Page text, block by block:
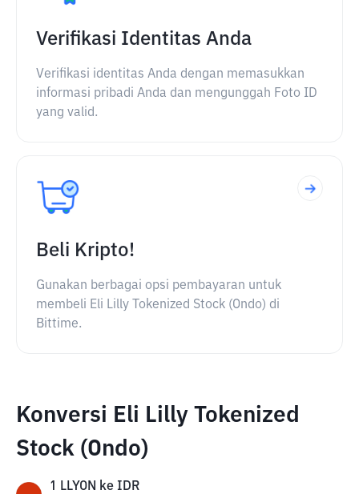
Verifikasi Identitas Anda
Verifikasi identitas Anda dengan memasukkan
informasi pribadi Anda dan mengunggah Foto ID
yang valid.
Beli Kripto!
Gunakan berbagai opsi pembayaran untuk
membeli Eli Lilly Tokenized Stock (Ondo) di
Bittime.
Konversi Eli Lilly Tokenized
Stock (Ondo)
1 LLYON ke IDR